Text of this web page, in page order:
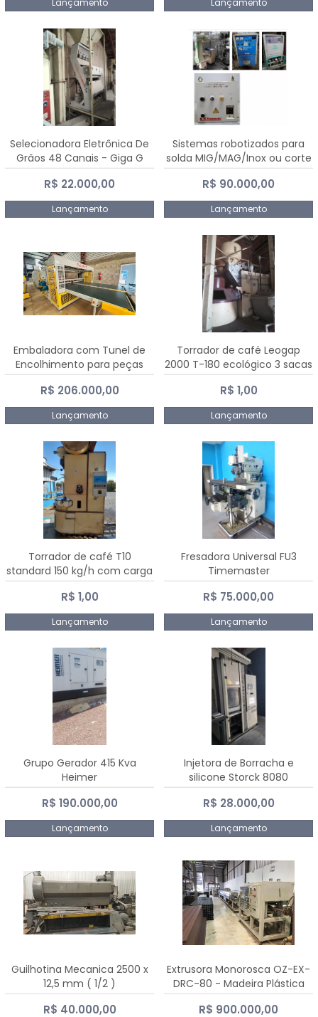
Lançamento Lançamento
Selecionadora Eletrônica De
Grãos 48 Canais - Giga G
10000
R$ 22.000,00
Lançamento
Sistemas robotizados para
solda MIG/MAG/Inox ou corte
plasma
R$ 90.000,00
Lançamento
Embaladora com Tunel de
Encolhimento para peças
grandes portas janelas -
Dalmak
R$ 206.000,00
Lançamento
Torrador de café Leogap
2000 T-180 ecológico 3 sacas
de carga 540 kg/h
R$ 1,00
Lançamento
Torrador de café T10
standard 150 kg/h com carga
de 10 kg
R$ 1,00
Lançamento
Fresadora Universal FU3
Timemaster
R$ 75.000,00
Lançamento
Grupo Gerador 415 Kva
Heimer
R$ 190.000,00
Lançamento
Injetora de Borracha e
silicone Storck 8080
R$ 28.000,00
Lançamento
Guilhotina Mecanica 2500 x
12,5 mm ( 1/2 )
R$ 40.000,00
Extrusora Monorosca OZ-EX-
DRC-80 - Madeira Plástica
R$ 900.000,00